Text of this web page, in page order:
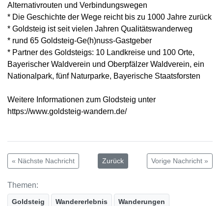
Alternativrouten und Verbindungswegen
* Die Geschichte der Wege reicht bis zu 1000 Jahre zurück
* Goldsteig ist seit vielen Jahren Qualitätswanderweg
* rund 65 Goldsteig-Ge(h)nuss-Gastgeber
* Partner des Goldsteigs: 10 Landkreise und 100 Orte,
Bayerischer Waldverein und Oberpfälzer Waldverein, ein
Nationalpark, fünf Naturparke, Bayerische Staatsforsten
Weitere Informationen zum Glodsteig unter
https://www.goldsteig-wandern.de/
« Nächste Nachricht Zurück Vorige Nachricht »
Themen:
Goldsteig Wandererlebnis Wanderungen